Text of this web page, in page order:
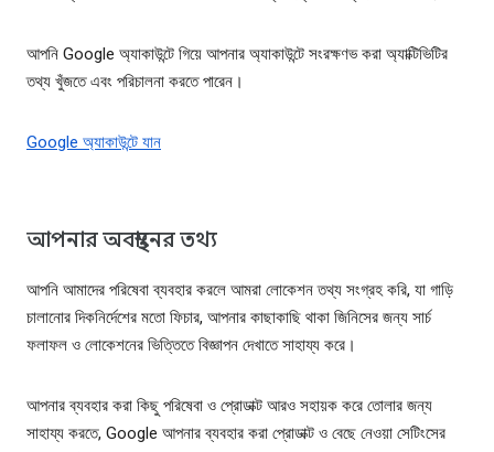
আপনি Google অ্যাকাউন্টে গিয়ে আপনার অ্যাকাউন্টে সংরক্ষণভ করা অ্যাক্টিভিটির
তথ্য খুঁজতে এবং পরিচালনা করতে পারেন।
Google অ্যাকাউন্টে যান
আপনার অবস্থানের তথ্য
আপনি আমাদের পরিষেবা ব্যবহার করলে আমরা লোকেশন তথ্য সংগ্রহ করি, যা গাড়ি
চালানোর দিকনির্দেশের মতো ফিচার, আপনার কাছাকাছি থাকা জিনিসের জন্য সার্চ
ফলাফল ও লোকেশনের ভিত্তিতে বিজ্ঞাপন দেখাতে সাহায্য করে।
আপনার ব্যবহার করা কিছু পরিষেবা ও প্রোডাক্ট আরও সহায়ক করে তোলার জন্য
সাহায্য করতে, Google আপনার ব্যবহার করা প্রোডাক্ট ও বেছে নেওয়া সেটিংসের